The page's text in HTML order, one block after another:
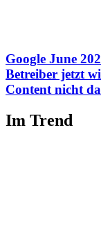
Google June
Betreiber jetzt
Content nicht
Im Trend